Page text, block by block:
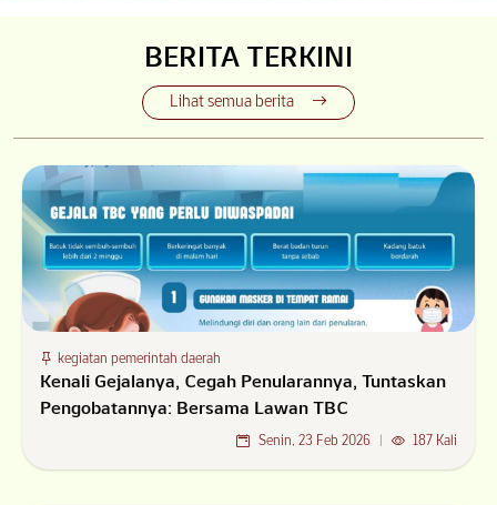
BERITA TERKINI
Lihat semua berita
kegiatan pemerintah daerah
Kenali Gejalanya, Cegah Penularannya, Tuntaskan
Pengobatannya: Bersama Lawan TBC
Senin, 23 Feb 2026 187 Kali